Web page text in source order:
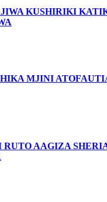
KUSHIRIKI
MJINI
AAGIZA